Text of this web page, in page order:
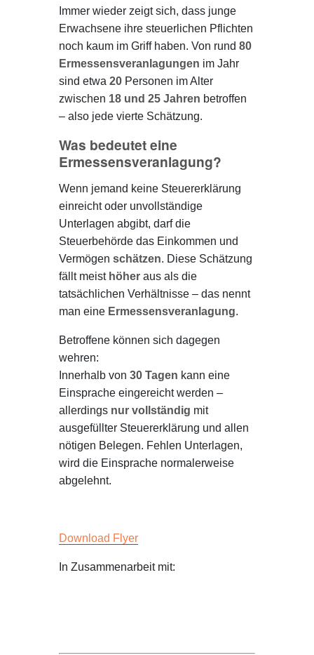
Immer wieder zeigt sich, dass junge
Erwachsene ihre steuerlichen Pflichten
noch kaum im Griff haben. Von rund 80
Ermessensveranlagungen im Jahr
sind etwa 20 Personen im Alter
zwischen 18 und 25 Jahren betroffen
– also jede vierte Schätzung.
Was bedeutet eine
Ermessensveranlagung?
Wenn jemand keine Steuererklärung
einreicht oder unvollständige
Unterlagen abgibt, darf die
Steuerbehörde das Einkommen und
Vermögen schätzen. Diese Schätzung
fällt meist höher aus als die
tatsächlichen Verhältnisse – das nennt
man eine Ermessensveranlagung.
Betroffene können sich dagegen
wehren:
Innerhalb von 30 Tagen kann eine
Einsprache eingereicht werden –
allerdings nur vollständig mit
ausgefüllter Steuererklärung und allen
nötigen Belegen. Fehlen Unterlagen,
wird die Einsprache normalerweise
abgelehnt.
Download Flyer
In Zusammenarbeit mit: